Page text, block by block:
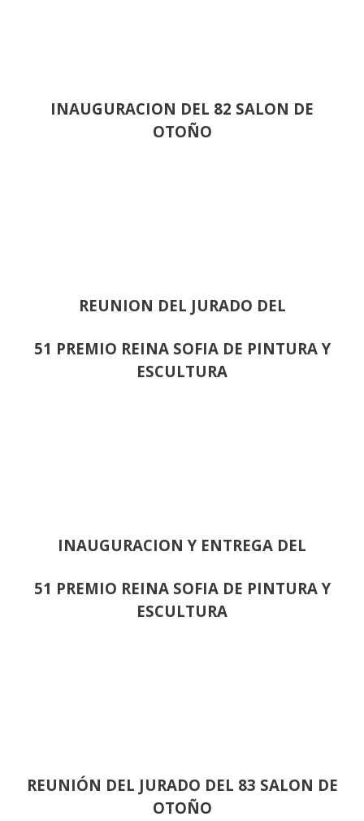
INAUGURACION DEL 82 SALON DE
OTOÑO
REUNION DEL JURADO DEL
51 PREMIO REINA SOFIA DE PINTURA Y
ESCULTURA
INAUGURACION Y ENTREGA DEL
51 PREMIO REINA SOFIA DE PINTURA Y
ESCULTURA
REUNIÓN DEL JURADO DEL 83 SALON DE
OTOÑO